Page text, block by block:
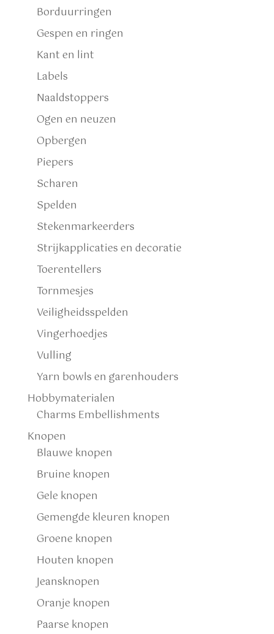
Borduurringen
Gespen en ringen
Kant en lint
Labels
Naaldstoppers
Ogen en neuzen
Opbergen
Piepers
Scharen
Spelden
Stekenmarkeerders
Strijkapplicaties en decoratie
Toerentellers
Tornmesjes
Veiligheidsspelden
Vingerhoedjes
Vulling
Yarn bowls en garenhouders
Hobbymaterialen
Charms Embellishments
Knopen
Blauwe knopen
Bruine knopen
Gele knopen
Gemengde kleuren knopen
Groene knopen
Houten knopen
Jeansknopen
Oranje knopen
Paarse knopen